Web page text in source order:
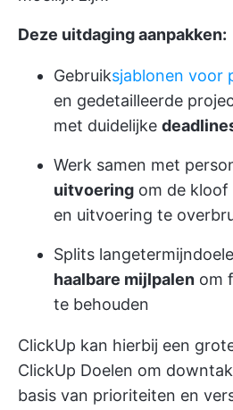
Deze uitdaging aanpakken:
Gebruiksjablonen voor
en gedetailleerde
met duidelijke
Werk samen met
uitvoering om de kloof
en uitvoering te
Splits
haalbare mijlpalen om
te behouden
ClickUp kan hierbij een
ClickUp Doelen om
basis van prioriteiten en